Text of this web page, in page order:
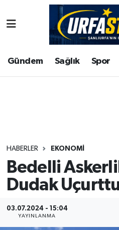
Gündem Sağlık Spor
HABERLER EKONOMI
Bedelli
Dudak
03.07.2024 - 15:04
YAYINLANMA
ASAYİS
ÇEVRE
Gündem
Kültür
Magazin
Şanlıurfa Nöbetçi
Şanlıurfa Hava Durumu
Tüm Manşetler
Son Dakika Haberleri
Haber Arşivi